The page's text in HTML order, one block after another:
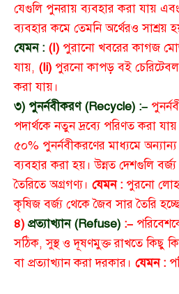
যেগুলি পুনরায় ব্যবহার করা যায়
ব্যবহার কমে তেমনি অর্থেরও সাশ্রয়
যেমন : (I) পুরানো খবরের কাগজ
যায়, (Ii) পুরনো কাপড় বই চেরিটেবল
করা যায়।
৩) পুনর্নবীকরণ (Recycle) :–
পদার্থকে নতুন দ্রব্যে পরিণত করা
৫০% পুনর্নবীকরণের মাধ্যমে
ব্যবহার করা হয়। উন্নত দেশগুলি
তৈরিতে অগ্রগণ্য। যেমন : পুরনো
কৃষিজ বর্জ্য থেকে জৈব সার তৈরি
৪) প্রত্যাখ্যান (Refuse) :–
সঠিক, সুস্থ ও দূষণমুক্ত রাখতে কিছু
বা প্রত্যাখ্যান করা দরকার। যেমন :